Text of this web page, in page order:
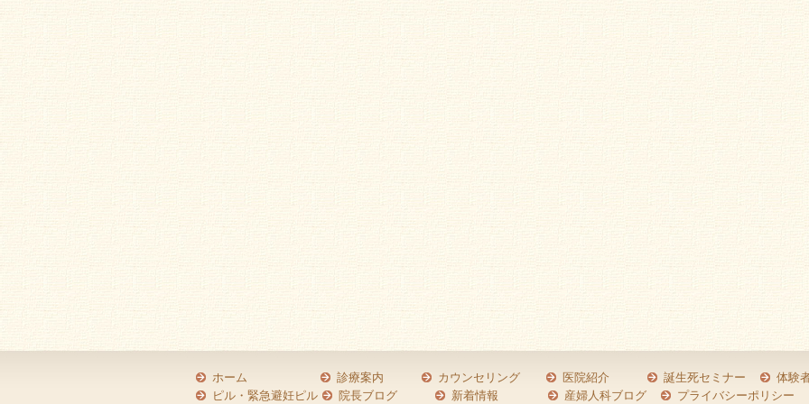
ホーム 診療案内 カウンセリング 医院紹介 誕生死セミナー
体験
ピル・緊急避妊ピル
院長ブログ 新着情報 産婦人科ブログ プライバシーポリシー